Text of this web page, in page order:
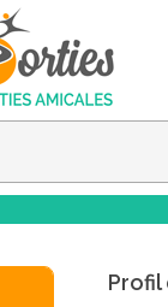
Profil